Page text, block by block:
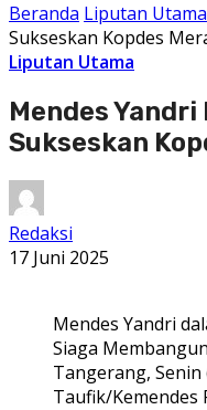
Beranda Liputan Utama
Sukseskan Kopdes
Liputan Utama
Mendes
Sukseskan
Redaksi
17 Juni 2025
Mendes Yandri
Siaga
Tangerang, Senin
Taufik/Kemendes